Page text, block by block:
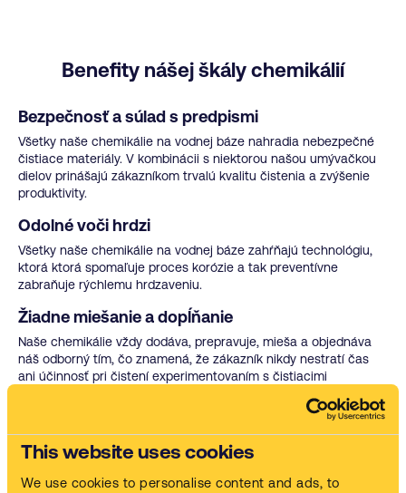
This website uses cookies
We use cookies to personalise content and ads, to
Benefity nášej škály chemikálií
Bezpečnosť a súlad s predpismi
Všetky naše chemikálie na vodnej báze nahradia nebezpečné
čistiace materiály. V kombinácii s niektorou našou umývačkou
dielov prinášajú zákazníkom trvalú kvalitu čistenia a zvýšenie
produktivity.
Odolné voči hrdzi
Všetky naše chemikálie na vodnej báze zahŕňajú technológiu,
ktorá ktorá spomaľuje proces korózie a tak preventívne
zabraňuje rýchlemu hrdzaveniu.
Žiadne miešanie a dopĺňanie
Naše chemikálie vždy dodáva, prepravuje, mieša a objednáva
náš odborný tím, čo znamená, že zákazník nikdy nestratí čas
ani účinnosť pri čistení experimentovaním s čistiacimi
Obrovská škála kombinácií strojov a chémie
Nesmierne široký rámec nášho sortimentu nám umožňuje
kovov, gumy, plastov a kompozitov, účinne odstraňovať oleje,